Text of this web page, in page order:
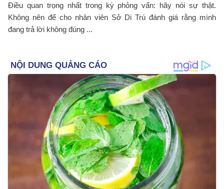
Điều quan trọng nhất trong kỳ phỏng vấn: hãy nói sự thật.
Không nên để cho nhân viên Sở Di Trú đánh giá rằng mình
đang trả lời không đúng ...